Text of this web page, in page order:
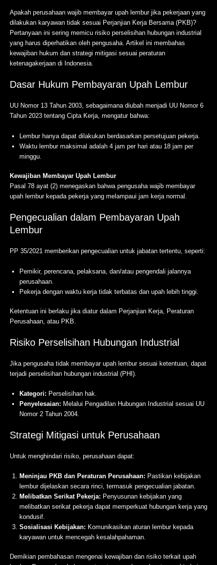
Apakah perusahaan wajib membayar upah lembur jika pekerjaan yang
dilakukan karyawan tidak sesuai Perjanjian Kerja Bersama (PKB)?
Pertanyaan ini sering memicu risiko perselisihan hubungan industrial
yang harus diperhatikan oleh pengusaha. Artikel ini membahas
kewajiban hukum dan strategi mitigasi sesuai peraturan
ketenagakerjaan di Indonesia.
Dasar Hukum Pembayaran Upah Lembur
UU Nomor 13 Tahun 2003, sebagaimana diubah menjadi UU Nomor 6
Tahun 2023 tentang Cipta Kerja, mengatur bahwa:
Lembur hanya dapat dilakukan berdasarkan persetujuan pekerja.
Waktu lembur maksimal adalah 4 jam per hari atau 18 jam per
minggu.
Kewajiban Membayar Upah Lembur
Pasal 78 ayat (2) menegaskan bahwa pengusaha wajib membayar
upah lembur kepada pekerja yang melampaui jam kerja normal.
Pengecualian dalam Pembayaran Upah
Lembur
PP 35/2021 memberikan pengecualian untuk jabatan tertentu, seperti:
Pemikir, perencana, pelaksana, dan/atau pengendali jalannya
perusahaan.
Pekerja dengan waktu kerja tidak terbatas dan upah lebih tinggi.
Ketentuan ini berlaku jika diatur dalam Perjanjian Kerja, Peraturan
Perusahaan, atau PKB.
Risiko Perselisihan Hubungan Industrial
Jika pengusaha tidak membayar upah lembur sesuai ketentuan, dapat
terjadi perselisihan hubungan industrial (PHI).
Kategori: Perselisihan hak.
Penyelesaian: Melalui Pengadilan Hubungan Industrial sesuai UU
Nomor 2 Tahun 2004.
Strategi Mitigasi untuk Perusahaan
Untuk menghindari risiko, perusahaan dapat:
Meninjau PKB dan Peraturan Perusahaan: Pastikan kebijakan
lembur dijelaskan secara rinci, termasuk pengecualian jabatan.
Melibatkan Serikat Pekerja: Penyusunan kebijakan yang
melibatkan serikat pekerja dapat memperkuat hubungan kerja yang
kondusif.
Sosialisasi Kebijakan: Komunikasikan aturan lembur kepada
karyawan untuk mencegah kesalahpahaman.
Demikian pembahasan mengenai kewajiban dan risiko terkait upah